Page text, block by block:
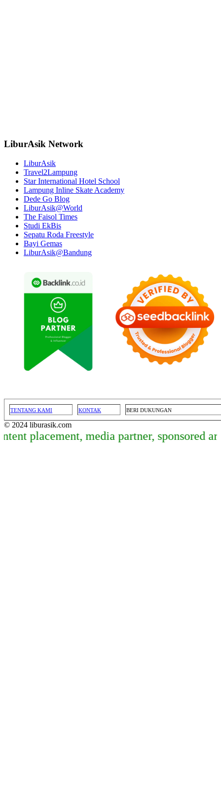
LiburAsik Network
LiburAsik
Travel2Lampung
Star International Hotel School
Lampung Inline Skate Academy
Dede Go Blog
LiburAsik@World
The Faisol Times
Studi EkBis
Sepatu Roda Freestyle
Bayi Gemas
LiburAsik@Bandung
TENTANG KAMI KONTAK BERI DUKUNGAN
© 2024 liburasik.com
media partner, sponsored